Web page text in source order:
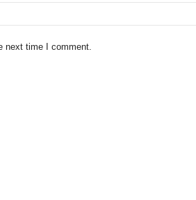
next time I comment.